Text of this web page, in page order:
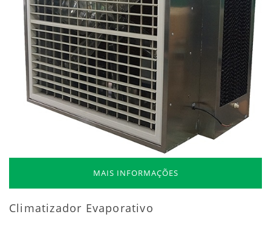
MAIS INFORMAÇÕES
Climatizador Evaporativo